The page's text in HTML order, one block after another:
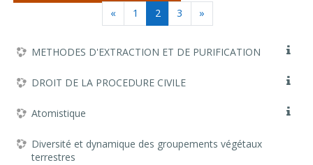
«Page précédente
1 2(actuel)
3 »
METHODES D'EXTRACTION ET DE PURIFICATION
DROIT DE LA PROCEDURE CIVILE
Atomistique
Diversité et dynamique des groupements végétaux
terrestres